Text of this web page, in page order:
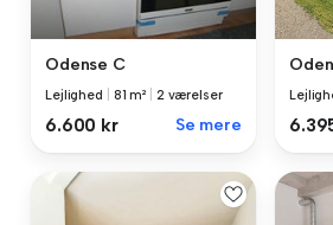
Odense C
Lejlighed 81 m² 2 værelser
6.600 kr Se mere